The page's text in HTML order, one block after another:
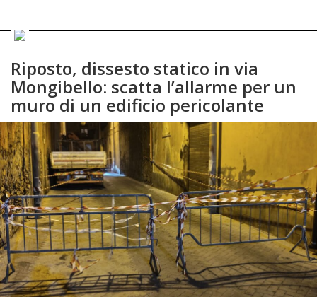
Riposto, dissesto statico in via
Mongibello: scatta l’allarme per un
muro di un edificio pericolante